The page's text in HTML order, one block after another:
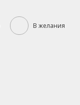
В желания